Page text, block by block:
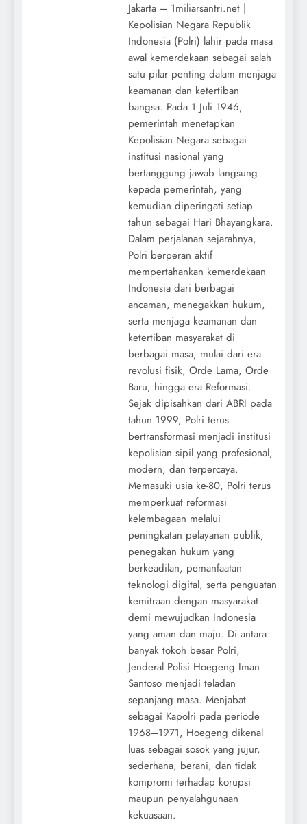
Jakarta – 1miliarsantri.net |
Kepolisian Negara Republik
Indonesia (Polri) lahir pada masa
awal kemerdekaan sebagai salah
satu pilar penting dalam menjaga
keamanan dan ketertiban
bangsa. Pada 1 Juli 1946,
pemerintah menetapkan
Kepolisian Negara sebagai
institusi nasional yang
bertanggung jawab langsung
kepada pemerintah, yang
kemudian diperingati setiap
tahun sebagai Hari Bhayangkara.
Dalam perjalanan sejarahnya,
Polri berperan aktif
mempertahankan kemerdekaan
Indonesia dari berbagai
ancaman, menegakkan hukum,
serta menjaga keamanan dan
ketertiban masyarakat di
berbagai masa, mulai dari era
revolusi fisik, Orde Lama, Orde
Baru, hingga era Reformasi.
Sejak dipisahkan dari ABRI pada
tahun 1999, Polri terus
bertransformasi menjadi institusi
kepolisian sipil yang profesional,
modern, dan terpercaya.
Memasuki usia ke-80, Polri terus
memperkuat reformasi
kelembagaan melalui
peningkatan pelayanan publik,
penegakan hukum yang
berkeadilan, pemanfaatan
teknologi digital, serta penguatan
kemitraan dengan masyarakat
demi mewujudkan Indonesia
yang aman dan maju. Di antara
banyak tokoh besar Polri,
Jenderal Polisi Hoegeng Iman
Santoso menjadi teladan
sepanjang masa. Menjabat
sebagai Kapolri pada periode
1968–1971, Hoegeng dikenal
luas sebagai sosok yang jujur,
sederhana, berani, dan tidak
kompromi terhadap korupsi
maupun penyalahgunaan
kekuasaan.